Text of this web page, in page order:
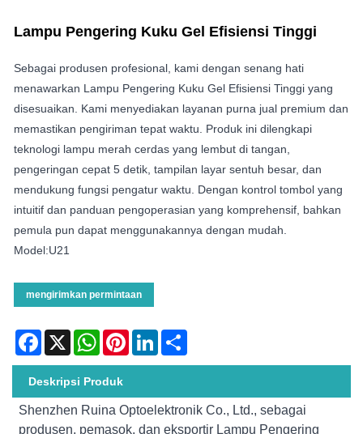
Lampu Pengering Kuku Gel Efisiensi Tinggi
Sebagai produsen profesional, kami dengan senang hati
menawarkan Lampu Pengering Kuku Gel Efisiensi Tinggi yang
disesuaikan. Kami menyediakan layanan purna jual premium dan
memastikan pengiriman tepat waktu. Produk ini dilengkapi
teknologi lampu merah cerdas yang lembut di tangan,
pengeringan cepat 5 detik, tampilan layar sentuh besar, dan
mendukung fungsi pengatur waktu. Dengan kontrol tombol yang
intuitif dan panduan pengoperasian yang komprehensif, bahkan
pemula pun dapat menggunakannya dengan mudah.
Model:U21
mengirimkan permintaan
Facebook
X WhatsAppPinterestLinkedIn
Deskripsi Produk
Shenzhen Ruina Optoelektronik Co., Ltd., sebagai
produsen, pemasok, dan eksportir Lampu Pengering